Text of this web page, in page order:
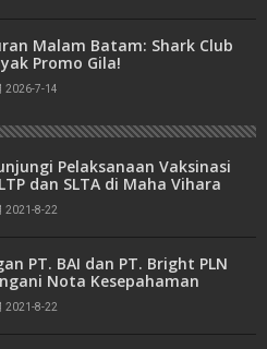
Malam Batam: Shark Club
Promo Gila!
2026-7-14
Pelaksanaan Vaksinasi
dan SLTA di Maha Vihara
2021-8-22
PT. BAI dan PT. Bright PLN
Nota Kesepahaman
2021-8-22